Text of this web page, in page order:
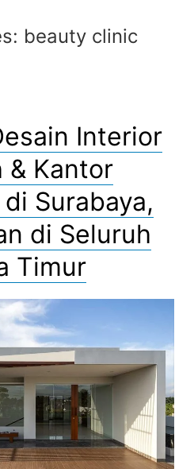
beauty clinic
Interior
& Kantor
Surabaya,
di Seluruh
Timur